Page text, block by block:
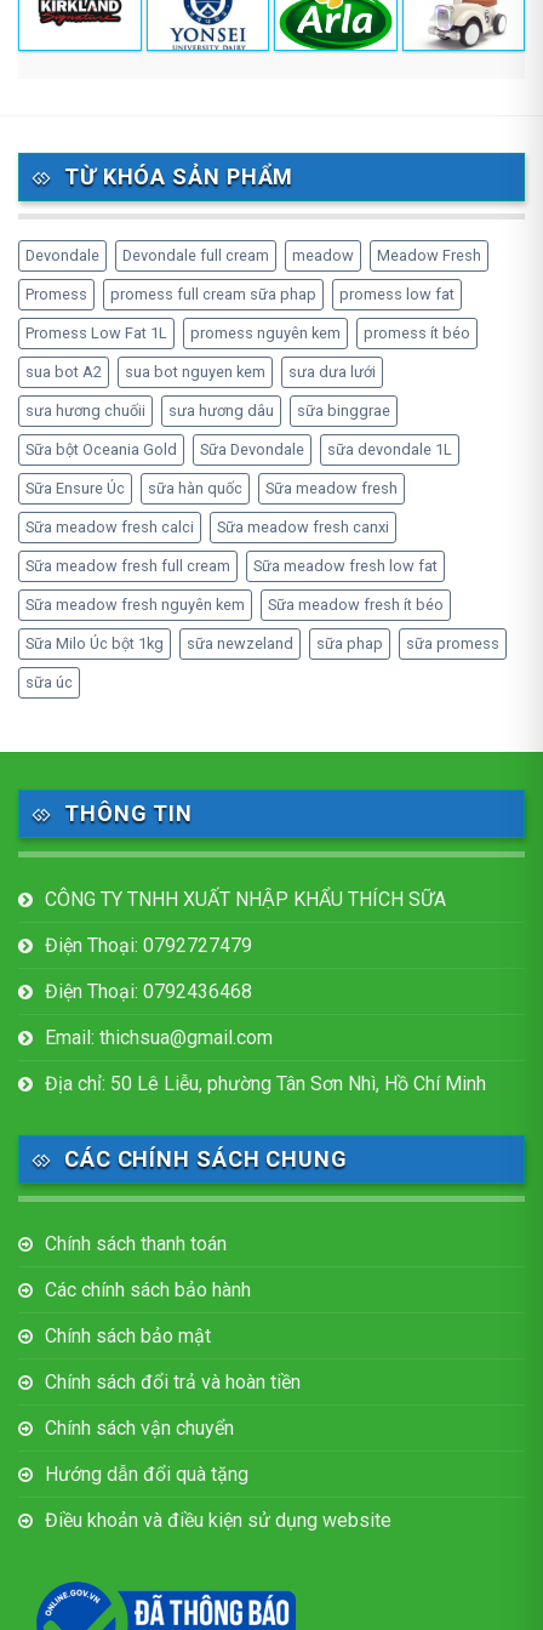
TỪ KHÓA SẢN PHẨM
Devondale Devondale full cream meadow Meadow Fresh
Promess promess full cream sữa phap promess low fat
Promess Low Fat 1L promess nguyên kem promess ít béo
sua bot A2 sua bot nguyen kem sưa dưa lưới
sưa hương chuốii sưa hương dâu sữa binggrae
Sữa bột Oceania Gold Sữa Devondale sữa devondale 1L
Sữa Ensure Úc sữa hàn quốc Sữa meadow fresh
Sữa meadow fresh calci Sữa meadow fresh canxi
Sữa meadow fresh full cream Sữa meadow fresh low fat
Sữa meadow fresh nguyên kem Sữa meadow fresh ít béo
Sữa Milo Úc bột 1kg sữa newzeland sữa phap sữa promess
sữa úc
THÔNG TIN
CÔNG TY TNHH XUẤT NHẬP KHẨU THÍCH SỮA
Điện Thoại: 0792727479
Điện Thoại: 0792436468
Email: thichsua@gmail.com
Địa chỉ: 50 Lê Liễu, phường Tân Sơn Nhì, Hồ Chí Minh
CÁC CHÍNH SÁCH CHUNG
Chính sách thanh toán
Các chính sách bảo hành
Chính sách bảo mật
Chính sách đổi trả và hoàn tiền
Chính sách vận chuyển
Hướng dẫn đổi quà tặng
Điều khoản và điều kiện sử dụng website